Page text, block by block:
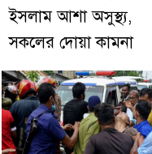
ইসলাম আশা অসুস্থ্য,
সকলের দোয়া কামনা